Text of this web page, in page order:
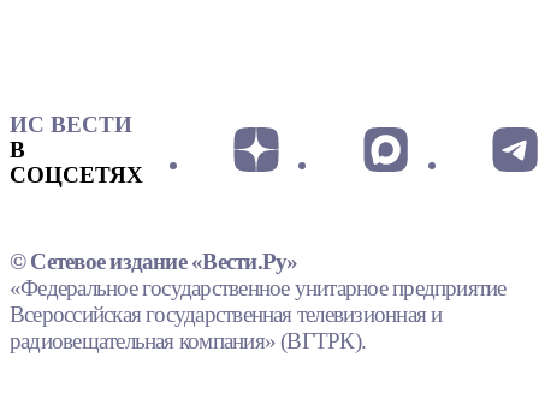
ИС ВЕСТИ
В
СОЦСЕТЯХ
© Сетевое издание «Вести.Ру»
«Федеральное государственное унитарное предприятие
Всероссийская государственная телевизионная и
радиовещательная компания» (ВГТРК).